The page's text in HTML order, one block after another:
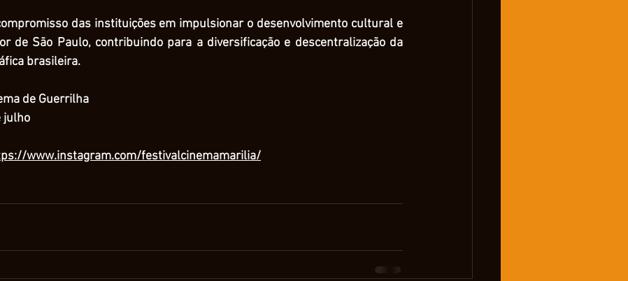
das instituições em impulsionar o desenvolvimento cultural e
de São Paulo, contribuindo para a diversificação e descentralização da
brasileira.
de Guerrilha
julho
www.instagram.com/festivalcinemamarilia/